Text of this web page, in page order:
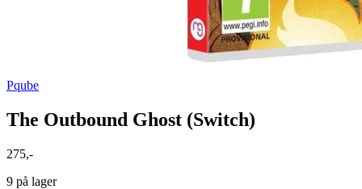
Pqube
The Outbound Ghost (Switch)
275,-
9 på lager